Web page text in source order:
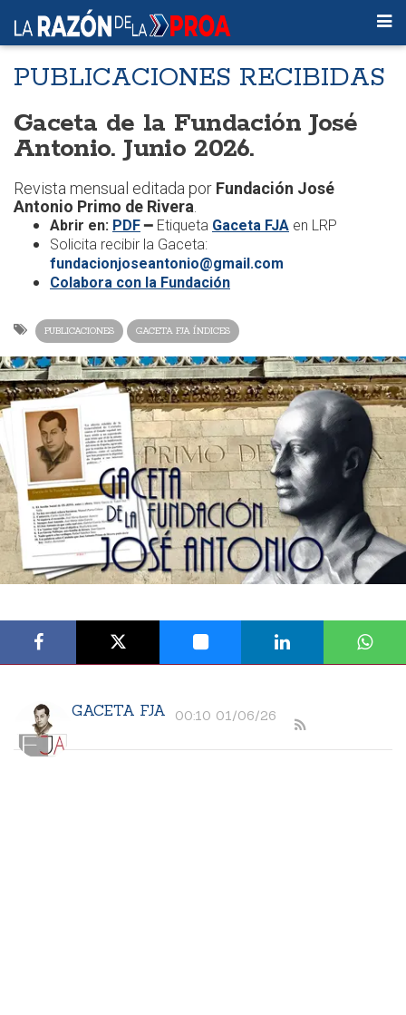
PUBLICACIONES RECIBIDAS
Gaceta de la Fundación José
Antonio. Junio 2026.
Revista mensual editada por Fundación José
Antonio Primo de Rivera
Abrir en: PDF ━ Etiqueta Gaceta FJA en LRP
Solicita recibir la Gaceta:
fundacionjoseantonio@gmail.com
Colabora con la Fundación
PUBLICACIONES GACETA FJA ÍNDICES
GACETA FJA 00:10 01/06/26